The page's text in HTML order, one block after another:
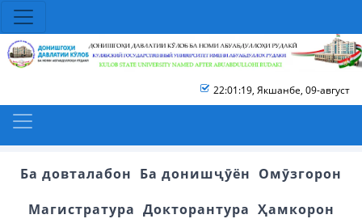
22:01:20, Якшанбе, 09-август
Ба довталабон Ба донишҷӯён Омӯзгорон
Магистратура Докторантура Ҳамкорон